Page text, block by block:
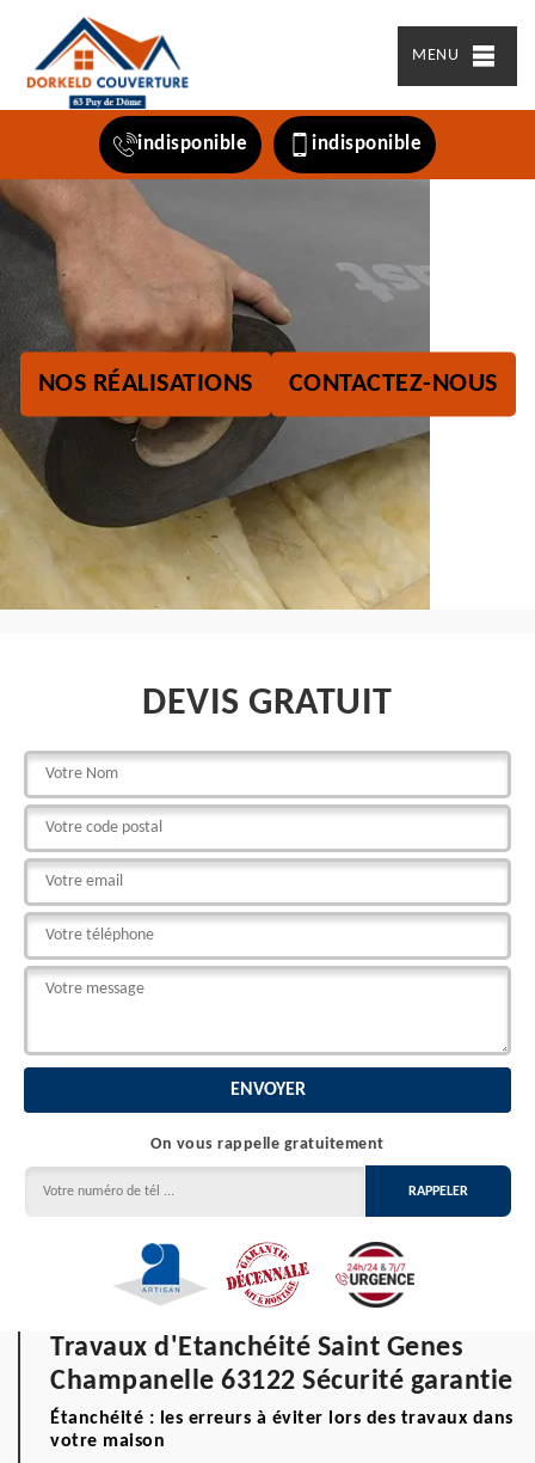
MENU
indisponible indisponible
NOS RÉALISATIONS CONTACTEZ-NOUS
DEVIS GRATUIT
On vous rappelle gratuitement
Travaux d'Etanchéité Saint Genes
Champanelle 63122 Sécurité garantie
Étanchéité : les erreurs à éviter lors des travaux dans
votre maison